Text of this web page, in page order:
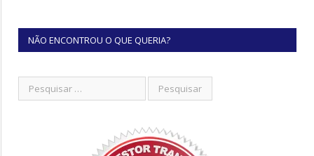
NÃO ENCONTROU O QUE QUERIA?